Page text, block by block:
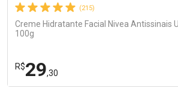
(215)
Creme Hidratante Facial Nivea Antissinais
100g
R$29,30